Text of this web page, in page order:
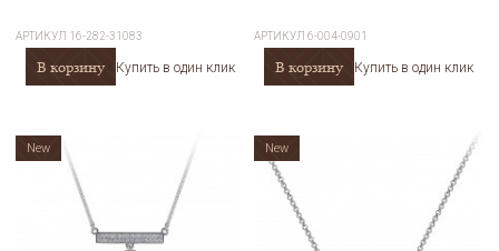
АРТИКУЛ 16-282-31083
В корзину Купить в один клик
АРТИКУЛ6-004-0901
В корзину Купить в один клик
New New